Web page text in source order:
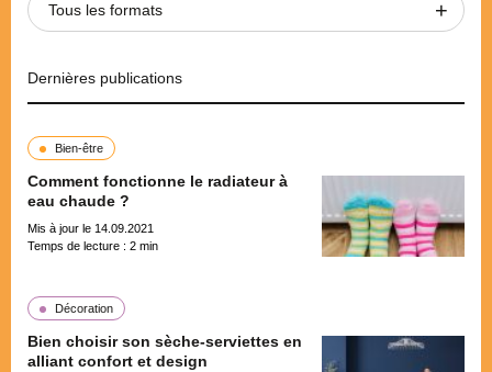
Tous les formats
Dernières publications
Bien-être
Comment fonctionne le radiateur à
eau chaude ?
Mis à jour le 14.09.2021
Temps de lecture : 2 min
Décoration
Bien choisir son sèche-serviettes en
alliant confort et design